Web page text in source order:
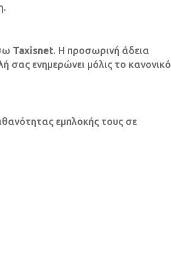
Taxisnet. Η προσωρινή άδεια
σας ενημερώνει μόλις το κανονικό
εμπλοκής τους σε